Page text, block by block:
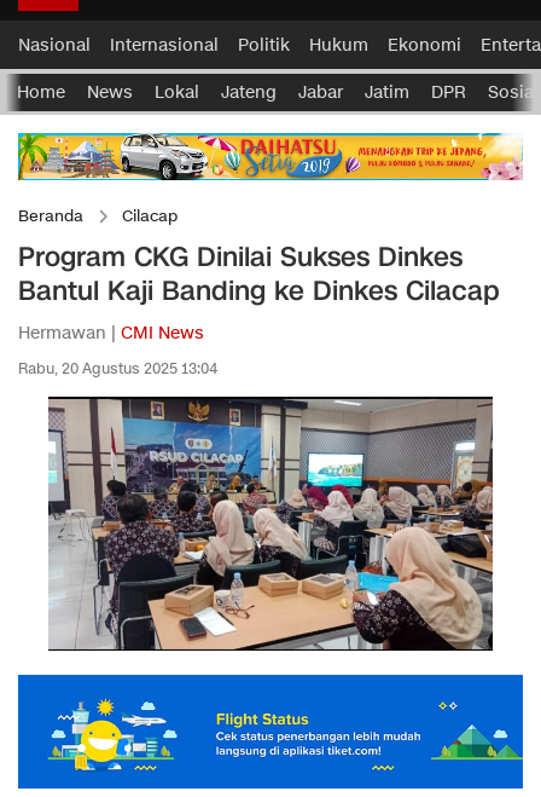
Nasional Internasional Politik Hukum Ekonomi
Home News Lokal Jateng Jabar Jatim DPR Sosial
Beranda Cilacap
Program CKG Dinilai Sukses Dinkes
Bantul Kaji Banding ke Dinkes Cilacap
Hermawan | CMI News
Rabu, 20 Agustus 2025 13:04